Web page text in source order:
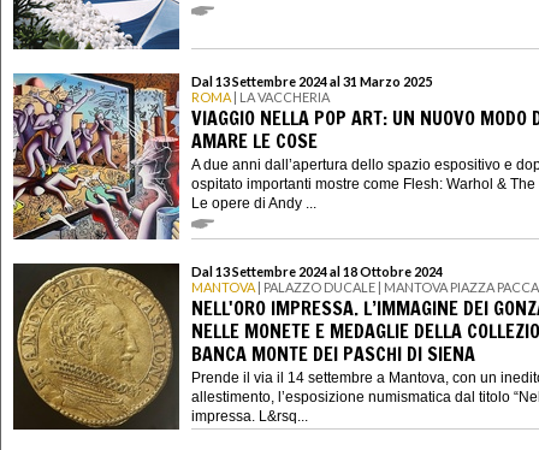
Dal 13 Settembre 2024 al 31 Marzo 2025
ROMA | LA VACCHERIA
VIAGGIO NELLA POP ART: UN NUOVO MODO
AMARE LE COSE
A due anni dall’apertura dello spazio espositivo e
ospitato importanti mostre come Flesh: Warhol & The
Le opere di Andy ...
Dal 13 Settembre 2024 al 18 Ottobre 2024
MANTOVA | PALAZZO DUCALE | MANTOVA PIAZZA
NELL'ORO IMPRESSA. L’IMMAGINE DEI
NELLE MONETE E MEDAGLIE DELLA
BANCA MONTE DEI PASCHI DI SIENA
Prende il via il 14 settembre a Mantova, con un
allestimento, l’esposizione numismatica dal titolo
impressa. L&rsq...